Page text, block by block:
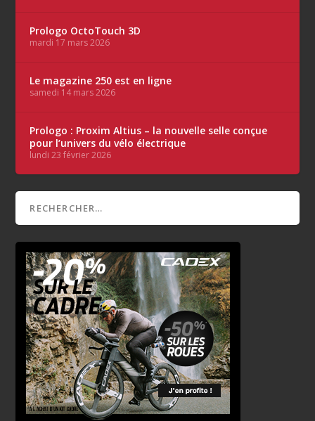
Prologo OctoTouch 3D
mardi 17 mars 2026
Le magazine 250 est en ligne
samedi 14 mars 2026
Prologo : Proxim Altius – la nouvelle selle conçue
pour l’univers du vélo électrique
lundi 23 février 2026